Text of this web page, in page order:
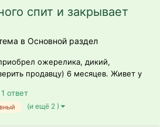
спит и закрывает
в Основной раздел
ожерелика, дикий,
продавцу) 6 месяцев. Живет у
далеко от кухни, батареи, окна
недели начал летать, заходить
1 ответ
(и ещё 2 )